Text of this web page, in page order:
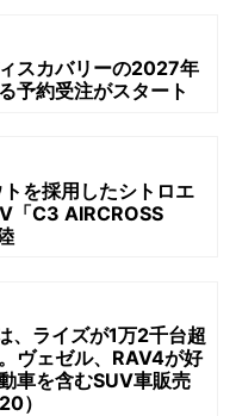
スカバリーの2027年
予約受注がスタート
を採用したシトロエ
「C3 AIRCROSS
、ライズが1万2千台超
ヴェゼル、RAV4が好
車を含むSUV車販売
）